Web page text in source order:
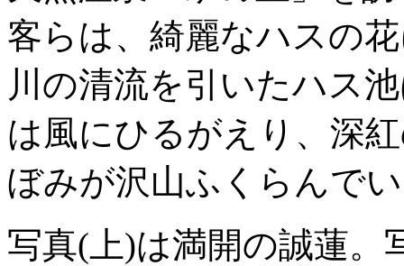
客らは、綺麗なハスの
川の清流を引いたハス
は風にひるがえり、深
ぼみが沢山ふくらんで
写真(上)は満開の誠蓮。